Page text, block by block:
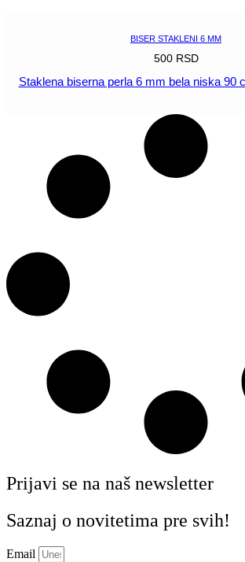
BISER STAKLENI 6 MM
500 RSD
Staklena biserna perla 6 mm bela niska 90
Prijavi se na naš newsletter
Saznaj o novitetima pre svih!
Email